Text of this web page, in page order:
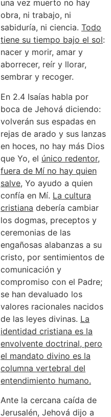
una vez muerto no hay
obra, ni trabajo, ni
sabiduría, ni ciencia. Todo
tiene su tiempo bajo el sol:
nacer y morir, amar y
aborrecer, reír y llorar,
sembrar y recoger.
En 2.4 Isaías habla por
boca de Jehová diciendo:
volverán sus espadas en
rejas de arado y sus lanzas
en hoces, no hay más Dios
que Yo, el único redentor,
fuera de Mí no hay quien
salve, Yo ayudo a quien
confía en Mí. La cultura
cristiana debería cambiar
los dogmas, preceptos y
ceremonias de las
engañosas alabanzas a su
cristo, por sentimientos de
comunicación y
compromiso con el Padre;
se han devaluado los
valores racionales nacidos
de las leyes divinas. La
identidad cristiana es la
envolvente doctrinal, pero
el mandato divino es la
columna vertebral del
entendimiento humano.
Ante la cercana caída de
Jerusalén, Jehová dijo a